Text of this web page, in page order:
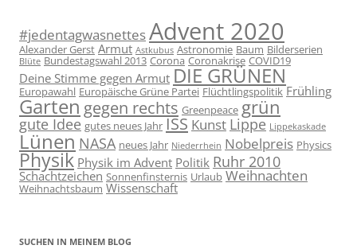
#jedentagwasnettesAdvent 2020
Alexander Gerst Armut Astkubus Astronomie Baum Bilderserien
Blüte Bundestagswahl 2013 Corona Coronakrise COVID19
Deine Stimme gegen Armut DIE GRÜNEN
Europawahl Europäische Grüne Partei Flüchtlingspolitik Frühling
Garten gegen rechts Greenpeace grün
gute Idee gutes neues Jahr ISS Kunst Lippe Lippekaskade
Lünen NASA neues Jahr Niederrhein Nobelpreis Physics
Physik Physik im Advent Politik Ruhr 2010
Schachtzeichen Sonnenfinsternis Urlaub Weihnachten
Weihnachtsbaum Wissenschaft
SUCHEN IN MEINEM BLOG